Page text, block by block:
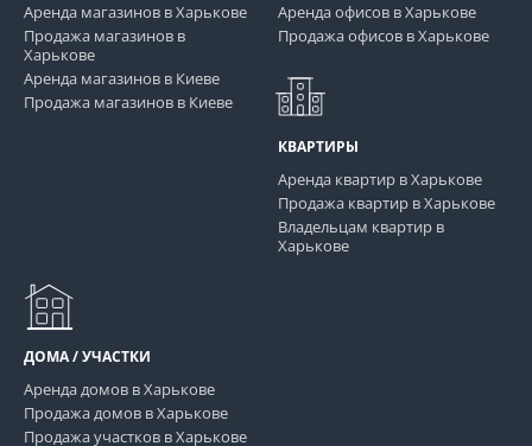
Аренда магазинов в Харькове
Продажа магазинов в
Харькове
Аренда магазинов в Киеве
Продажа магазинов в Киеве
Аренда офисов в Харькове
Продажа офисов в Харькове
КВАРТИРЫ
Аренда квартир в Харькове
Продажа квартир в Харькове
Владельцам квартир в
Харькове
ДОМА / УЧАСТКИ
Аренда домов в Харькове
Продажа домов в Харькове
Продажа участков в Харькове